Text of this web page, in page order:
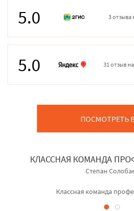
5.0 3 отзыва
5.0 31 отзыв
ПОСМОТРЕТЬ
КЛАССНАЯ КОМАНДА
Степан
Классная команда